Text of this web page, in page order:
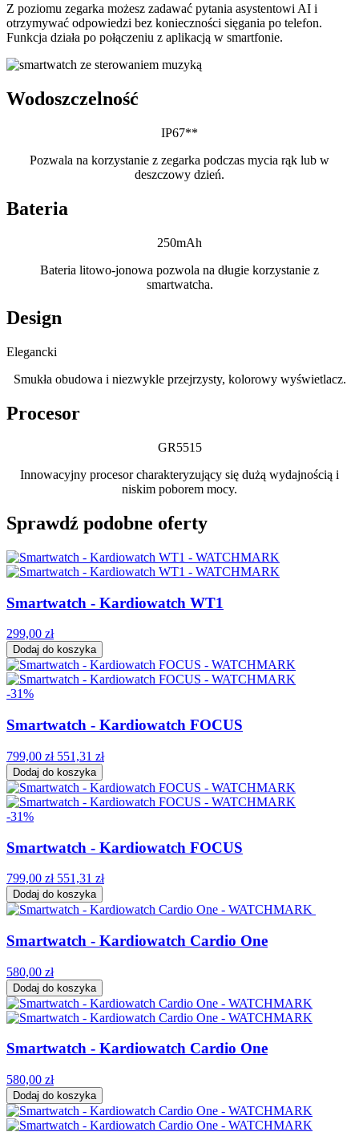
Z poziomu zegarka możesz zadawać pytania asystentowi AI i
otrzymywać odpowiedzi bez konieczności sięgania po telefon.
Funkcja działa po połączeniu z aplikacją w smartfonie.
Wodoszczelność
IP67**
Pozwala na korzystanie z zegarka podczas mycia rąk lub w
deszczowy dzień.
Bateria
250mAh
Bateria litowo-jonowa pozwola na długie korzystanie z
smartwatcha.
Design
Elegancki
Smukła obudowa i niezwykle przejrzysty, kolorowy wyświetlacz.
Procesor
GR5515
Innowacyjny procesor charakteryzujący się dużą wydajnością i
niskim poborem mocy.
Sprawdź podobne oferty
Smartwatch - Kardiowatch WT1
299,00 zł
Dodaj do koszyka
-31%
Smartwatch - Kardiowatch FOCUS
799,00 zł 551,31 zł
Dodaj do koszyka
-31%
Smartwatch - Kardiowatch FOCUS
799,00 zł 551,31 zł
Dodaj do koszyka
Smartwatch - Kardiowatch Cardio One
580,00 zł
Dodaj do koszyka
Smartwatch - Kardiowatch Cardio One
580,00 zł
Dodaj do koszyka